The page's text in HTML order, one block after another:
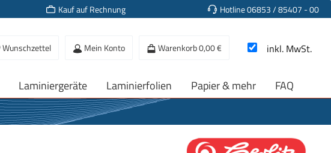
Kauf auf Rechnung Hotline 06853 / 85407 - 00
Wunschzettel Mein Konto Warenkorb0,00 € inkl. MwSt.
Laminiergeräte Laminierfolien Papier & mehr FAQ